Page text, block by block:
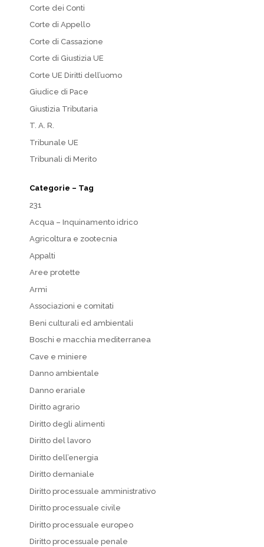
Corte dei Conti
Corte di Appello
Corte di Cassazione
Corte di Giustizia UE
Corte UE Diritti dell’uomo
Giudice di Pace
Giustizia Tributaria
T. A. R.
Tribunale UE
Tribunali di Merito
Categorie – Tag
231
Acqua – Inquinamento idrico
Agricoltura e zootecnia
Appalti
Aree protette
Armi
Associazioni e comitati
Beni culturali ed ambientali
Boschi e macchia mediterranea
Cave e miniere
Danno ambientale
Danno erariale
Diritto agrario
Diritto degli alimenti
Diritto del lavoro
Diritto dell’energia
Diritto demaniale
Diritto processuale amministrativo
Diritto processuale civile
Diritto processuale europeo
Diritto processuale penale